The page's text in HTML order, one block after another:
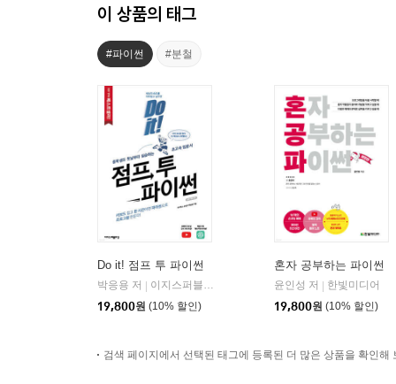
이 상품의 태그
#파이썬 #분철
Do it! 점프 투 파이썬
박응용 저
이지스퍼블리싱
19,800원 (10% 할인)
혼자 공부하는 파이썬
윤인성 저
한빛미디어
19,800원 (10% 할인)
검색 페이지에서 선택된 태그에 등록된 더 많은 상품을 확인해